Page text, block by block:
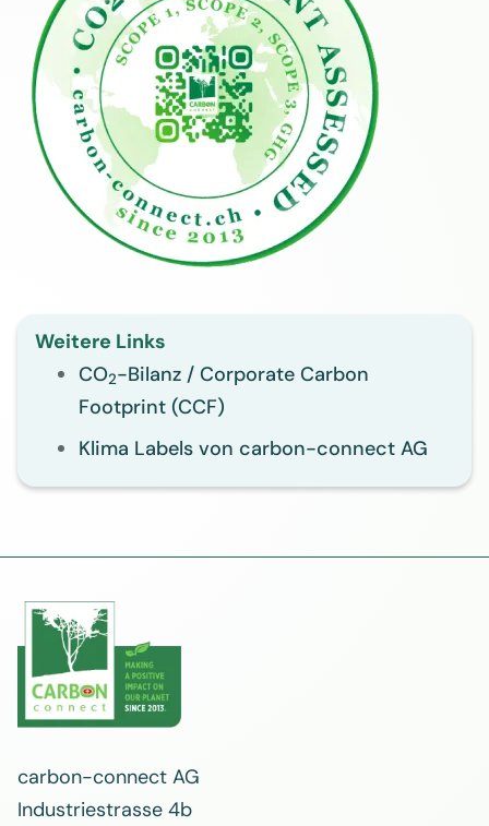
Weitere Links
CO2-Bilanz / Corporate Carbon
Footprint (CCF)
Klima Labels von carbon-connect AG
carbon-connect AG
Industriestrasse 4b